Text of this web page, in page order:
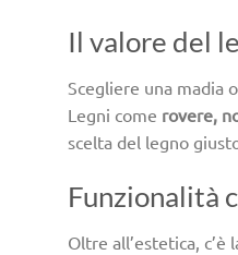
Il valore del
Scegliere una madia
Legni come rovere,
scelta del legno
Funzionalità
Oltre all’estetica,